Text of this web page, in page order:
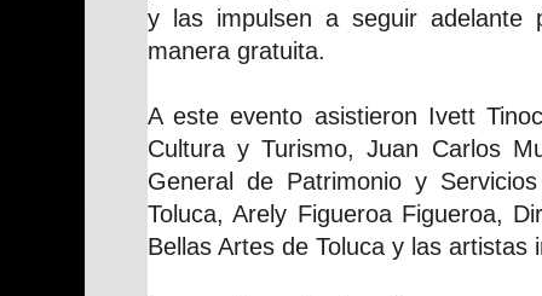
y las impulsen a seguir adelante
manera gratuita.
A este evento asistieron Ivett
Cultura y Turismo, Juan Carlos
General de Patrimonio y
Toluca, Arely Figueroa Figueroa,
Bellas Artes de Toluca y las artistas